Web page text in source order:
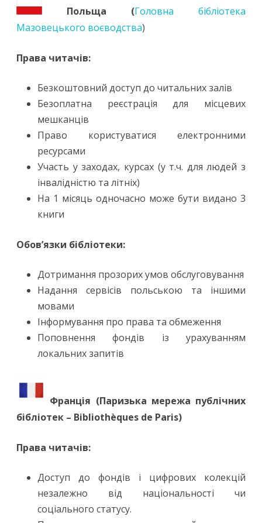
Польща (Головна бібліотека
Мазовецького воєводства)
Права читачів:
Безкоштовний доступ до читальних залів
Безоплатна реєстрація для місцевих
мешканців
Право користуватися електронними
ресурсами
Участь у заходах, курсах (у т.ч. для людей з
інвалідністю та літніх)
На 1 місяць одночасно може бути видано 3
книги
Обов’язки бібліотеки:
Дотримання прозорих умов обслуговування
Надання сервісів польською та іншими
мовами
Інформування про права та обмеження
Поповнення фондів із урахуванням
локальних запитів
Франція (Паризька мережа публічних
бібліотек – Bibliothèques de Paris)
Права читачів:
Доступ до фондів і цифрових колекцій
незалежно від національності чи
соціального статусу.